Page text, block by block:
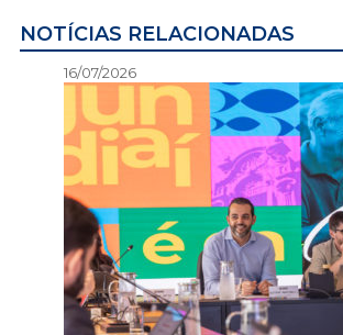
NOTÍCIAS RELACIONADAS
16/07/2026